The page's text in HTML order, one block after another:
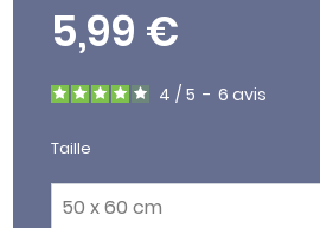
5,99 €
4 / 5 - 6 avis
Taille